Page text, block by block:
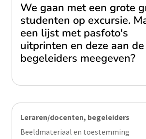
We gaan met een grote
studenten op excursie.
een lijst met pasfoto's
uitprinten en deze aan de
begeleiders meegeven?
Leraren/docenten, begeleiders
Beeldmateriaal en toestemming